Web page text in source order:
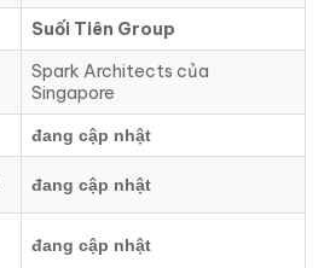
Suối Tiên Group
Spark Architects của
Singapore
đang cập nhật
đang cập nhật
đang cập nhật